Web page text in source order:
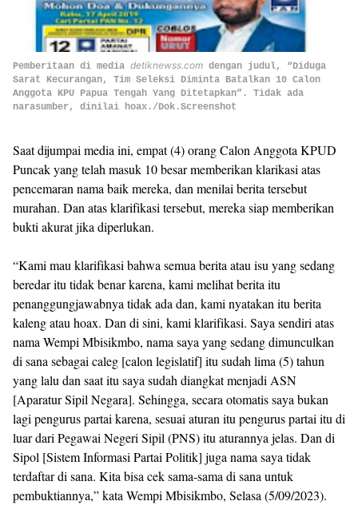
Pemberitaan di media detiknewss.com dengan judul, “Diduga
Sarat Kecurangan, Tim Seleksi Diminta Batalkan 10 Calon
Anggota KPU Papua Tengah Yang Ditetapkan”. Tidak ada
narasumber, dinilai hoax./Dok.Screenshot
Saat dijumpai media ini, empat (4) orang Calon Anggota KPUD
Puncak yang telah masuk 10 besar memberikan klarikasi atas
pencemaran nama baik mereka, dan menilai berita tersebut
murahan. Dan atas klarifikasi tersebut, mereka siap memberikan
bukti akurat jika diperlukan.
“Kami mau klarifikasi bahwa semua berita atau isu yang sedang
beredar itu tidak benar karena, kami melihat berita itu
penanggungjawabnya tidak ada dan, kami nyatakan itu berita
kaleng atau hoax. Dan di sini, kami klarifikasi. Saya sendiri atas
nama Wempi Mbisikmbo, nama saya yang sedang dimunculkan
di sana sebagai caleg [calon legislatif] itu sudah lima (5) tahun
yang lalu dan saat itu saya sudah diangkat menjadi ASN
[Aparatur Sipil Negara]. Sehingga, secara otomatis saya bukan
lagi pengurus partai karena, sesuai aturan itu pengurus partai itu di
luar dari Pegawai Negeri Sipil (PNS) itu aturannya jelas. Dan di
Sipol [Sistem Informasi Partai Politik] juga nama saya tidak
terdaftar di sana. Kita bisa cek sama-sama di sana untuk
pembuktiannya,” kata Wempi Mbisikmbo, Selasa (5/09/2023).